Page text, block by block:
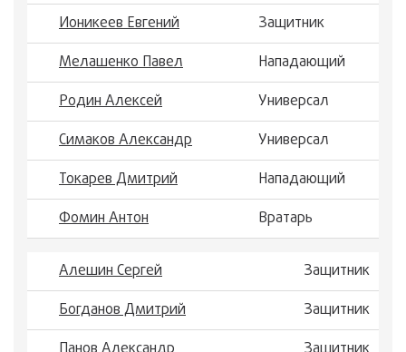
Ионикеев Евгений
Защитник
Мелашенко Павел
Нападающий
Родин Алексей
Универсал
Симаков Александр
Универсал
Токарев Дмитрий
Нападающий
Фомин Антон
Вратарь
Алешин Сергей
Защитник
Богданов Дмитрий
Защитник